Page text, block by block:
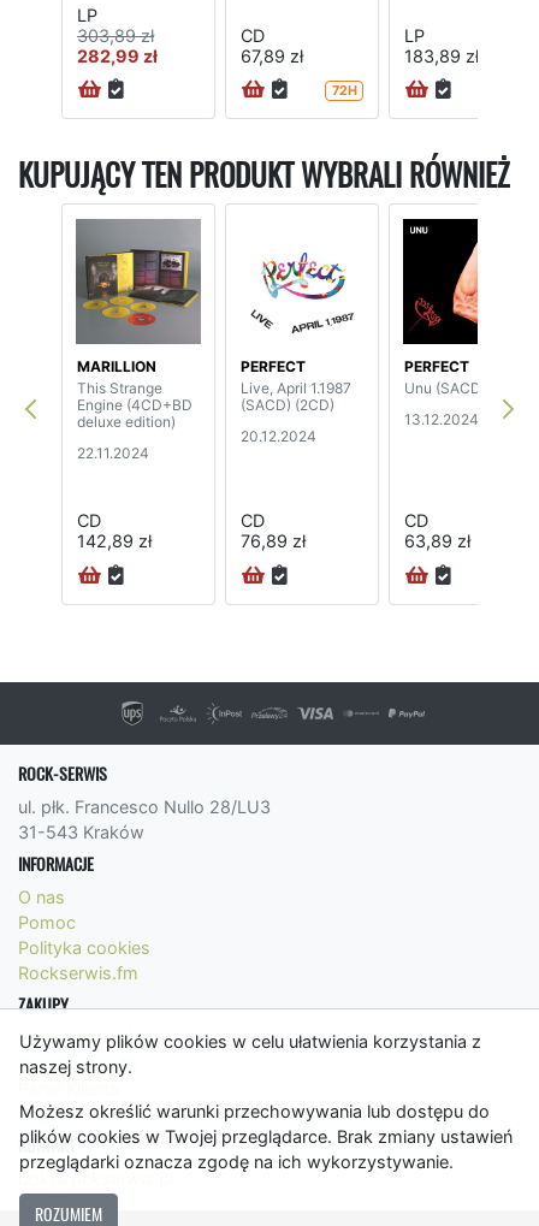
Używamy plików cookies w celu ułatwienia korzystania z
naszej strony.
Możesz określić warunki przechowywania lub dostępu do
plików cookies w Twojej przeglądarce. Brak zmiany ustawień
przeglądarki oznacza zgodę na ich wykorzystywanie.
ROZUMIEM
LP
303,89 zł
282,99 zł
CD
67,89 zł
72H
LP
183,89 zł
KUPUJĄCY TEN PRODUKT WYBRALI RÓWNIEŻ
MARILLION
This Strange
Engine (4CD+BD
deluxe edition)
22.11.2024
CD
142,89 zł
PERFECT
Live, April 1.1987
(SACD) (2CD)
20.12.2024
CD
76,89 zł
PERFECT
Unu (SACD)
13.12.2024
CD
63,89 zł
ROCK-SERWIS
ul. płk. Francesco Nullo 28/LU3
31-543 Kraków
INFORMACJE
O nas
Pomoc
Polityka cookies
Rockserwis.fm
ZAKUPY
Formy płatności
Koszty wysyłki
Regulamin
KONTAKT
bok@rockserwis.pl